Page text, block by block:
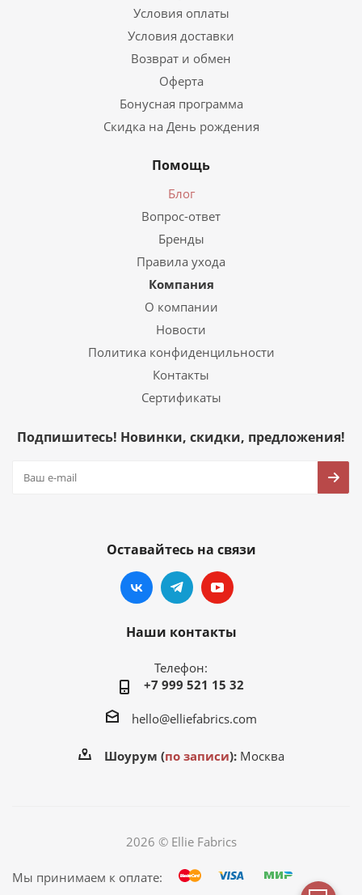
Условия оплаты
Условия доставки
Возврат и обмен
Оферта
Бонусная программа
Скидка на День рождения
Помощь
Блог
Вопрос-ответ
Бренды
Правила ухода
Компания
О компании
Новости
Политика конфиденцильности
Контакты
Сертификаты
Подпишитесь! Новинки, скидки, предложения!
Оставайтесь на связи
Наши контакты
Телефон:
+7 999 521 15 32
hello@elliefabrics.com
Шоурум (по записи):Москва
2026 © Ellie Fabrics
Мы принимаем к оплате: